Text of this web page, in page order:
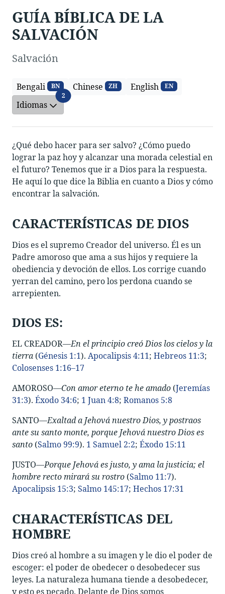
GUÍA BÍBLICA DE LA
SALVACIÓN
Salvación
Bengali BN Chinese ZH English EN
Idiomas
2Idiomas
¿Qué debo hacer para ser salvo? ¿Cómo puedo
lograr la paz hoy y alcanzar una morada celestial en
el futuro? Tenemos que ir a Dios para la respuesta.
He aquí lo que dice la Biblia en cuanto a Dios y cómo
encontrar la salvación.
CARACTERÍSTICAS DE DIOS
Dios es el supremo Creador del universo. Él es un
Padre amoroso que ama a sus hijos y requiere la
obediencia y devoción de ellos. Los corrige cuando
yerran del camino, pero los perdona cuando se
arrepienten.
DIOS ES:
EL CREADOR—En el principio creó Dios los cielos y la
tierra (Génesis 1:1). Apocalipsis 4:11; Hebreos 11:3;
Colosenses 1:16–17
AMOROSO—Con amor eterno te he amado (Jeremías
31:3). Éxodo 34:6; 1 Juan 4:8; Romanos 5:8
SANTO—Exaltad a Jehová nuestro Dios, y postraos
ante su santo monte, porque Jehová nuestro Dios es
santo (Salmo 99:9). 1 Samuel 2:2; Éxodo 15:11
JUSTO—Porque Jehová es justo, y ama la justicia; el
hombre recto mirará su rostro (Salmo 11:7).
Apocalipsis 15:3; Salmo 145:17; Hechos 17:31
CHARACTERÍSTICAS DEL
HOMBRE
Dios creó al hombre a su imagen y le dio el poder de
escoger: el poder de obedecer o desobedecer sus
leyes. La naturaleza humana tiende a desobedecer,
y esto es pecado. Delante de Dios somos